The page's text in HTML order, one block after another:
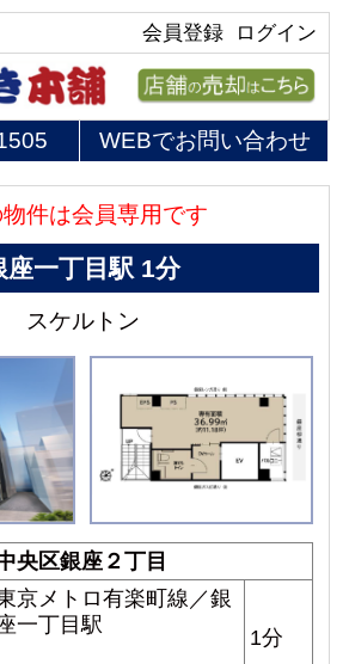
ログイン
会員登録
WEBでお問い合わせ
物件は会員専用です
座一丁目駅 1分
スケルトン
央区銀座２丁目
京メトロ有楽町線／銀
一丁目駅
1分